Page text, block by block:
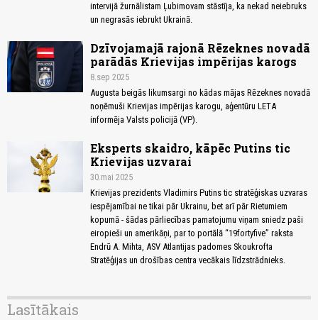
intervijā žurnālistam Ļubimovam stāstīja, ka nekad neiebruks
un negrasās iebrukt Ukrainā.
Dzīvojamajā rajonā Rēzeknes novadā
parādās Krievijas impērijas karogs
8.sep 2025
Augusta beigās likumsargi no kādas mājas Rēzeknes novadā
noņēmuši Krievijas impērijas karogu, aģentūru LETA
informēja Valsts policijā (VP).
Eksperts skaidro, kāpēc Putins tic
Krievijas uzvarai
30.mai 2025
Krievijas prezidents Vladimirs Putins tic stratēģiskas uzvaras
iespējamībai ne tikai pār Ukrainu, bet arī pār Rietumiem
kopumā - šādas pārliecības pamatojumu viņam sniedz paši
eiropieši un amerikāņi, par to portālā “19fortyfive” raksta
Endrū A. Mihta, ASV Atlantijas padomes Skoukrofta
Stratēģijas un drošības centra vecākais līdzstrādnieks.
Lasītākais